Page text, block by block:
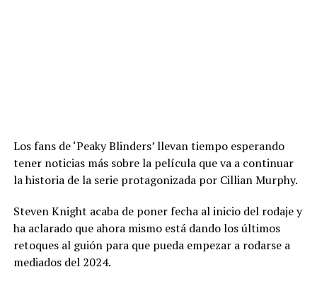
Los fans de ‘Peaky Blinders’ llevan tiempo esperando
tener noticias más sobre la película que va a continuar
la historia de la serie protagonizada por Cillian Murphy.
Steven Knight acaba de poner fecha al inicio del rodaje y
ha aclarado que ahora mismo está dando los últimos
retoques al guión para que pueda empezar a rodarse a
mediados del 2024.